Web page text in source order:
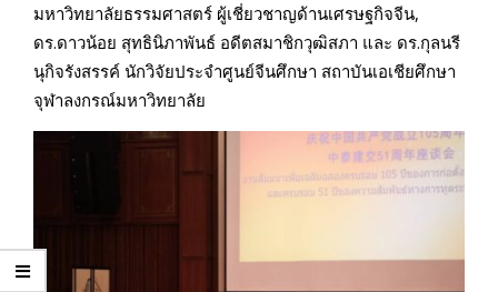
มหาวิทยาลัยธรรมศาสตร์ ผู้เชี่ยวชาญด้านเศรษฐกิจจีน,
ดร.ดาวน้อย สุทธินิภาพันธ์ อดีตสมาชิกวุฒิสภา และ ดร.กุลนรี
นุกิจรังสรรค์ นักวิจัยประจำศูนย์จีนศึกษา สถาบันเอเชียศึกษา
จุฬาลงกรณ์มหาวิทยาลัย